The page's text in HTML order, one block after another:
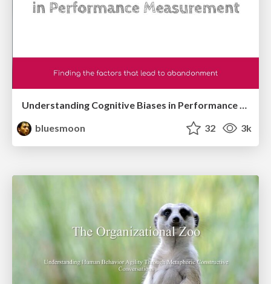
Understanding Cognitive Biases in Performance Measurement
bluesmoon
32 3k